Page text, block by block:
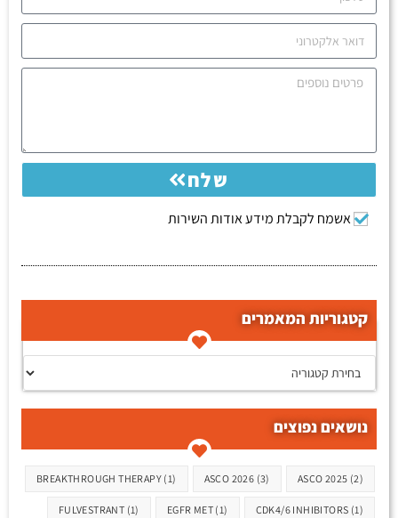
אשמח לקבלת מידע אודות השירות
שלח
קטגוריות המאמרים
קטגוריות המאמרים
נושאים נפוצים
תגיות
ASCO 2025 (2)
ASCO 2026 (3)
BREAKTHROUGH THERAPY(1)
CDK4/6 INHIBITORS (1)
EGFR MET(1)
FULVESTRANT (1)